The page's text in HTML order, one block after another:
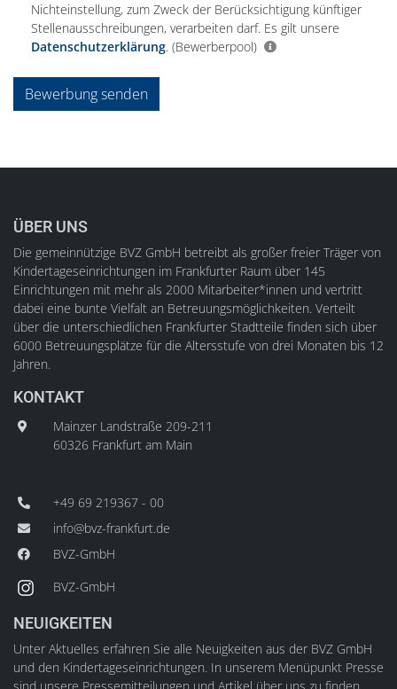
Nichteinstellung, zum Zweck der Berücksichtigung künftiger
Stellenausschreibungen, verarbeiten darf. Es gilt unsere
Datenschutzerklärung. (Bewerberpool)
Bewerbung senden
ÜBER UNS
Die gemeinnützige BVZ GmbH betreibt als großer freier Träger von
Kindertageseinrichtungen im Frankfurter Raum über 145
Einrichtungen mit mehr als 2000 Mitarbeiter*innen und vertritt
dabei eine bunte Vielfalt an Betreuungsmöglichkeiten. Verteilt
über die unterschiedlichen Frankfurter Stadtteile finden sich über
6000 Betreuungsplätze für die Altersstufe von drei Monaten bis 12
Jahren.
KONTAKT
Mainzer Landstraße 209-211
60326 Frankfurt am Main
+49 69 219367 - 00
info@bvz-frankfurt.de
BVZ-GmbH
BVZ-GmbH
NEUIGKEITEN
Unter Aktuelles erfahren Sie alle Neuigkeiten aus der BVZ GmbH
und den Kindertageseinrichtungen. In unserem Menüpunkt Presse